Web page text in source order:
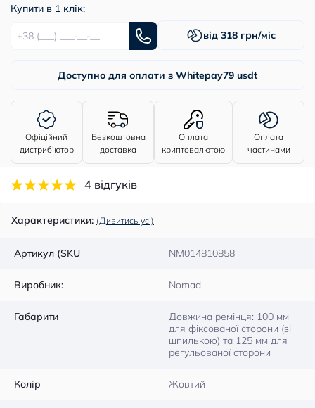
Купити в 1 клік:
від 318 грн/міс
Доступно для оплати з Whitepay79 usdt
Офіційний
дистриб’ютор
Безкоштовна
доставка
Оплата
криптовалютою
Оплата
частинами
4 відгуків
Характеристики: (Дивитись усі)
Артикул (SKU NM014810858
Виробник: Nomad
Габарити
Довжина ремінця: 100 мм
для фіксованої сторони (зі
шпилькою) та 125 мм для
регульованої сторони
Колір Жовтий